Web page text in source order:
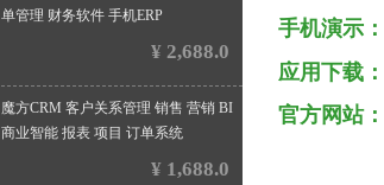
手机演示：
应用下载：
官方网站：
单管理 财务软件 手机ERP
¥ 2,688.0
魔方CRM 客户关系管理 销售 营销 BI
商业智能 报表 项目 订单系统
¥ 1,688.0